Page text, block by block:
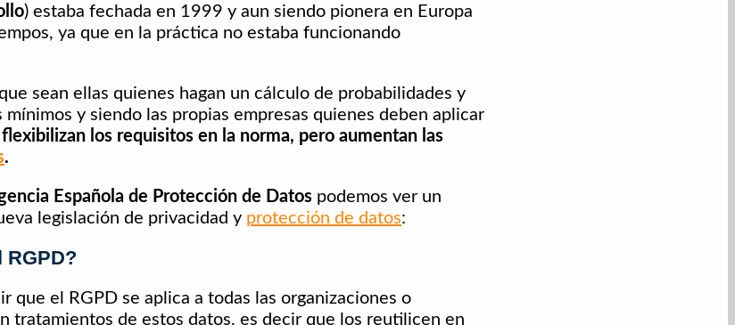
) estaba fechada en 1999 y aun siendo pionera en Europa
ya que en la práctica no estaba funcionando
sean ellas quienes hagan un cálculo de probabilidades y
y siendo las propias empresas quienes deben aplicar
los requisitos en la norma, pero aumentan las
.
Española de Protección de Datos podemos ver un
legislación de privacidad y protección de datos:
RGPD?
que el RGPD se aplica a todas las organizaciones o
tratamientos de estos datos, es decir que los reutilicen en